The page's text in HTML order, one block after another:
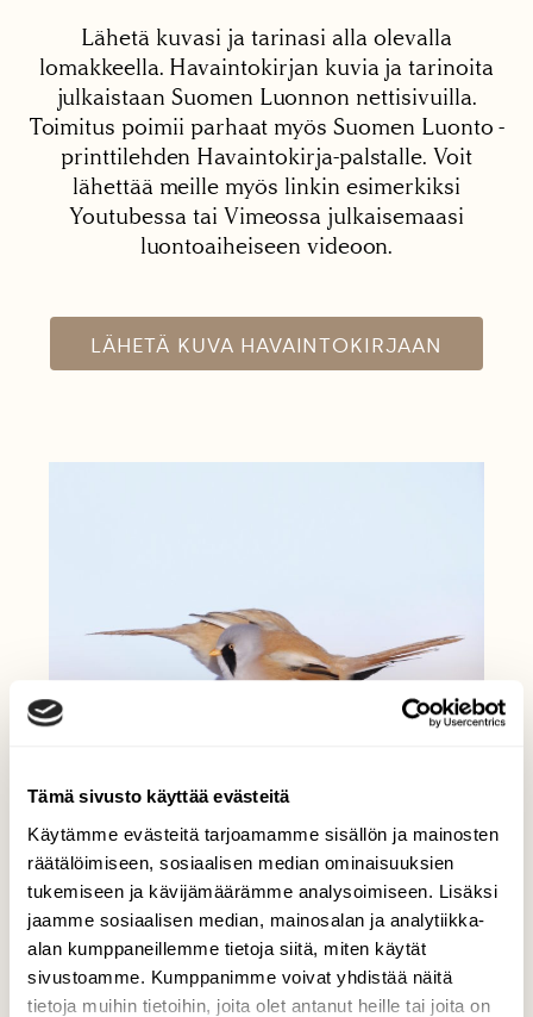
Tämä sivusto käyttää evästeitä
Käytämme evästeitä tarjoamamme sisällön ja mainosten
räätälöimiseen, sosiaalisen median ominaisuuksien
tukemiseen ja kävijämäärämme analysoimiseen. Lisäksi
jaamme sosiaalisen median, mainosalan ja analytiikka-
alan kumppaneillemme tietoja siitä, miten käytät
sivustoamme. Kumppanimme voivat yhdistää näitä
tietoja muihin tietoihin, joita olet antanut heille tai joita on
Lähetä kuvasi ja tarinasi alla olevalla
lomakkeella. Havaintokirjan kuvia ja tarinoita
julkaistaan Suomen Luonnon nettisivuilla.
Toimitus poimii parhaat myös Suomen Luonto -
printtilehden Havaintokirja-palstalle. Voit
lähettää meille myös linkin esimerkiksi
Youtubessa tai Vimeossa julkaisemaasi
luontoaiheiseen videoon.
LÄHETÄ KUVA HAVAINTOKIRJAAN